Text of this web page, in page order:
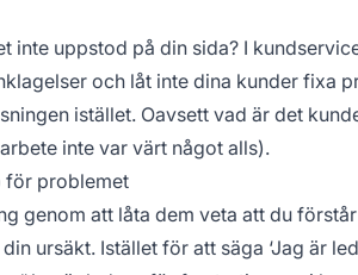
inte uppstod på din sida? I
och låt inte dina kunder fixa
istället. Oavsett vad är det
inte var värt något alls).
för problemet
genom att låta dem veta att du
ursäkt. Istället för att säga ‘Jag är